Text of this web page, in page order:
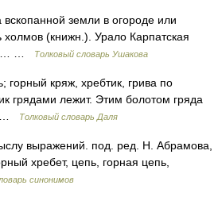
земли в огороде или
холмов (книжн.). Урало Карпатская
…
Толковый словарь Ушакова
кряж, хребтик, грива по
грядами лежит. Этим болотом гряда
…
Толковый словарь Даля
выражений. под. ред. Н. Абрамова,
хребет, цепь, горная цепь,
синонимов